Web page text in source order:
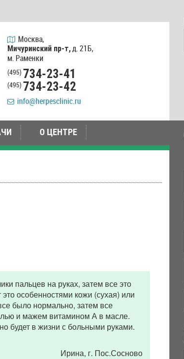
Москва,
Мичуринский пр-т, д. 21Б,
м. Раменки
(495) 734-23-41
(495) 734-23-42
info@herpesclinic.ru
О ЦЕНТРЕ
пальцев на руках, затем все это
особенностями кожи (сухая) или
было нормально, затем все
и мажем витамином А в масле.
будет в жизни с больными руками.
Ирина, г. Пос.Сосново